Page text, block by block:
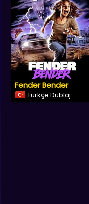
Fender Bender
Türkçe Dublaj